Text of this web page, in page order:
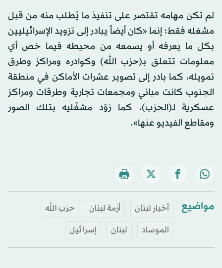
لم تكن مهامه تقتصر على تنفيذ ما يُطلب منه من قبل
مشغله فقط؛ إنما «كان أيضاً يبادر إلى تزويد الإسرائيليين
بكل ما يعرفه أو يسمعه من محيطه فيما خص أي
معلومات تتعلق بـ(حزب الله) وكوادره ومراكز وطرق
تمويله، كما بادر إلى تصوير عشرات الأماكن في منطقة
الجنوب كانت مباني ومجمعات تجارية وطرقات ومراكز
عسكرية لـ(الحزب)، كما زوّد مشغّليه بتلك الصور
ومقاطع الفيديو عنها».
مواضيع أخبار لبنان أزمة لبنان
حزب الله
الموساد
لبنان إسرائيل